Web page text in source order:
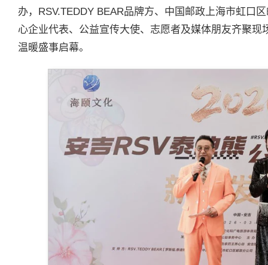
办，RSV.TEDDY BEAR品牌方、中国邮政上海市虹口
心企业代表、公益宣传大使、志愿者及媒体朋友齐聚
温暖盛事启幕。